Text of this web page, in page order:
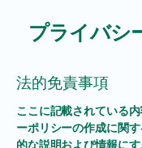
プライバシ
法的免責事項
ここに記載されている
ーポリシーの作成に関
的な説明および情報に